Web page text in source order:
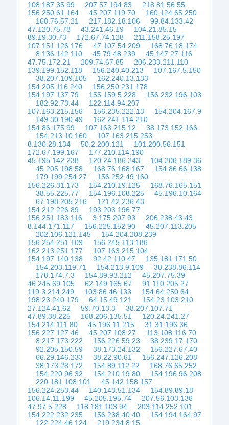
108.187.35.99 207.57.194.83
218.81.56.55
156.250.61.164
45.207.119.70
160.124.65.250
168.76.57.21
217.182.18.106
99.84.133.42
47.120.75.78
43.241.46.19
104.21.85.15
89.19.30.73
172.67.74.128
211.158.25.197
107.151.126.176
47.107.54.209
168.76.18.174
8.136.142.110
45.79.48.239
45.147.27.116
47.75.172.21
209.74.67.85
206.233.211.110
139.199.152.118
156.240.40.213
107.167.5.150
38.207.109.105
162.240.13.133
154.205.116.240
156.250.231.178
154.197.137.79
155.159.5.228
156.232.196.103
182.92.73.44
122.114.94.207
107.163.215.156
156.235.222.13
154.204.167.9
149.30.190.49
162.241.114.210
154.86.175.99
107.163.215.12
38.173.152.166
154.213.10.160
107.163.215.253
8.130.28.134
50.2.200.121
101.200.56.151
172.67.199.167
177.210.114.190
45.195.142.238
120.24.186.243
104.206.189.36
45.205.198.58
168.76.168.167
154.86.66.138
179.199.254.27
156.252.49.160
156.226.31.173
154.210.19.125
168.76.165.151
38.55.225.77
154.196.108.225
45.196.10.164
67.198.205.216
121.42.236.43
154.212.226.89
193.203.196.77
156.251.183.116
3.175.207.93
206.238.43.43
8.144.171.117
156.225.152.90
45.207.113.205
202.106.121.145
154.204.208.239
156.254.251.109
156.245.113.186
162.213.251.177
107.163.215.104
154.197.140.138
92.42.110.47
135.181.171.50
154.203.119.71
154.213.9.109
38.238.86.114
178.174.7.3
154.89.93.212
45.207.75.39
46.245.69.105
62.149.165.67
91.110.205.27
119.3.214.249
103.86.46.133
154.64.250.64
198.23.240.179
64.15.49.121
154.23.103.210
27.124.41.62
59.70.13.3
38.207.107.71
47.89.38.225
168.206.135.51
120.24.241.27
154.214.111.80
45.196.11.215
31.31.196.36
156.227.127.46
45.207.108.27
113.108.116.70
8.217.173.222
156.226.59.23
38.239.17.170
92.205.150.59
38.173.24.132
156.227.67.40
66.29.146.233
38.22.90.61
156.247.126.208
38.173.28.172
154.89.112.22
168.76.65.252
154.220.96.32
154.210.19.80
154.196.96.208
220.181.108.101
45.142.158.157
156.224.253.44
140.143.51.134
154.89.89.18
106.14.11.199
45.205.195.74
207.56.103.136
47.97.5.228
118.181.103.94
203.114.252.101
154.222.232.235
156.238.40.40
154.194.164.97
122.224.46.124
219.234.8.15